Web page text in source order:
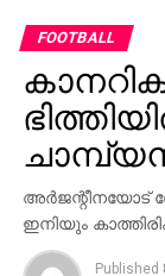
FOOTBALL
അര്‍ജന്റീനയോട്
ഇനിയും
Published